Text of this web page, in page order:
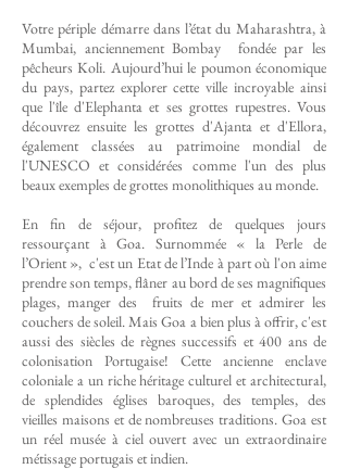
Votre périple démarre dans l’état du Maharashtra, à
Mumbai, anciennement Bombay fondée par les
pêcheurs Koli. Aujourd’hui le poumon économique
du pays, partez explorer cette ville incroyable ainsi
que l'île d'Elephanta et ses grottes rupestres. Vous
découvrez ensuite les grottes d'Ajanta et d'Ellora,
également classées au patrimoine mondial de
l'UNESCO et considérées comme l'un des plus
beaux exemples de grottes monolithiques au monde.
En fin de séjour, profitez de quelques jours
ressourçant à Goa. Surnommée « la Perle de
l’Orient », c'est un Etat de l’Inde à part où l'on aime
prendre son temps, flâner au bord de ses magnifiques
plages, manger des fruits de mer et admirer les
couchers de soleil. Mais Goa a bien plus à offrir, c'est
aussi des siècles de règnes successifs et 400 ans de
colonisation Portugaise! Cette ancienne enclave
coloniale a un riche héritage culturel et architectural,
de splendides églises baroques, des temples, des
vieilles maisons et de nombreuses traditions. Goa est
un réel musée à ciel ouvert avec un extraordinaire
métissage portugais et indien.